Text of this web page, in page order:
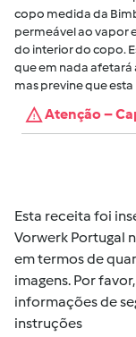
copo medida da
permeável ao vapor
do interior do copo.
que em nada afetará
mas previne que
Atenção –
Esta receita foi
Vorwerk Portugal
em termos de
imagens. Por
informações de
instruções